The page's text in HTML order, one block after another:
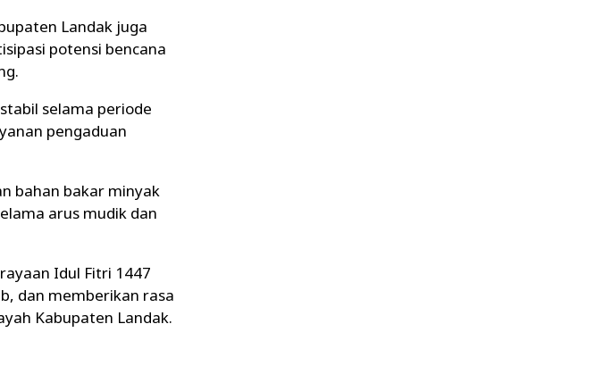
Landak juga
potensi bencana
selama periode
pengaduan
bahan bakar minyak
arus mudik dan
Idul Fitri 1447
dan memberikan rasa
Kabupaten Landak.